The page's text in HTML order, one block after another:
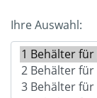
Ihre Auswahl: